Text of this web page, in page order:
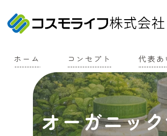
ホーム コンセプト 代表あ
オーガニッ